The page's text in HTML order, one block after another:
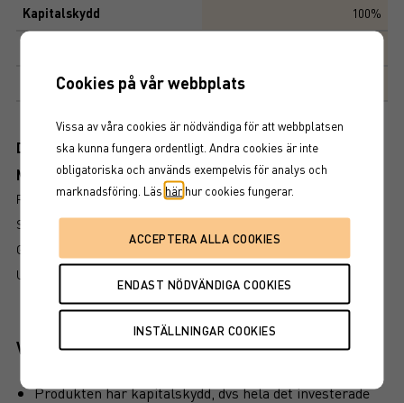
Kapitalskydd 100%
Marknadsplats NASDAQ STOCKHOLM AB
Dokument
Mer information om produkten
RISK
SÅ LÄSER DU FAKTABLADET
GRUNDPROSPEKT
UTSKRIFT
Viktiga egenskaper
Produkten har kapitalskydd, dvs hela det investerade
Cookies på vår webbplats
Vissa av våra cookies är nödvändiga för att webbplatsen
ska kunna fungera ordentligt. Andra cookies är inte
obligatoriska och används exempelvis för analys och
marknadsföring. Läs här hur cookies fungerar.